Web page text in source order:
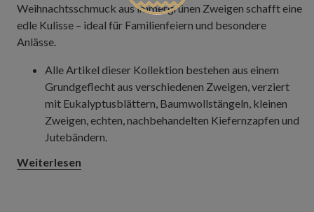
Weihnachtsschmuck aus immergrünen Zweigen schafft eine
edle Kulisse – ideal für Familienfeiern und besondere
Anlässe.
Alle Artikel dieser Kollektion bestehen aus einem
Grundgeflecht aus verschiedenen Zweigen, verziert
mit Eukalyptusblättern, Baumwollstängeln, kleinen
Zweigen, echten, nachbehandelten Kiefernzapfen und
Jutebändern.
Kranz, 71 cm
Weiterlesen